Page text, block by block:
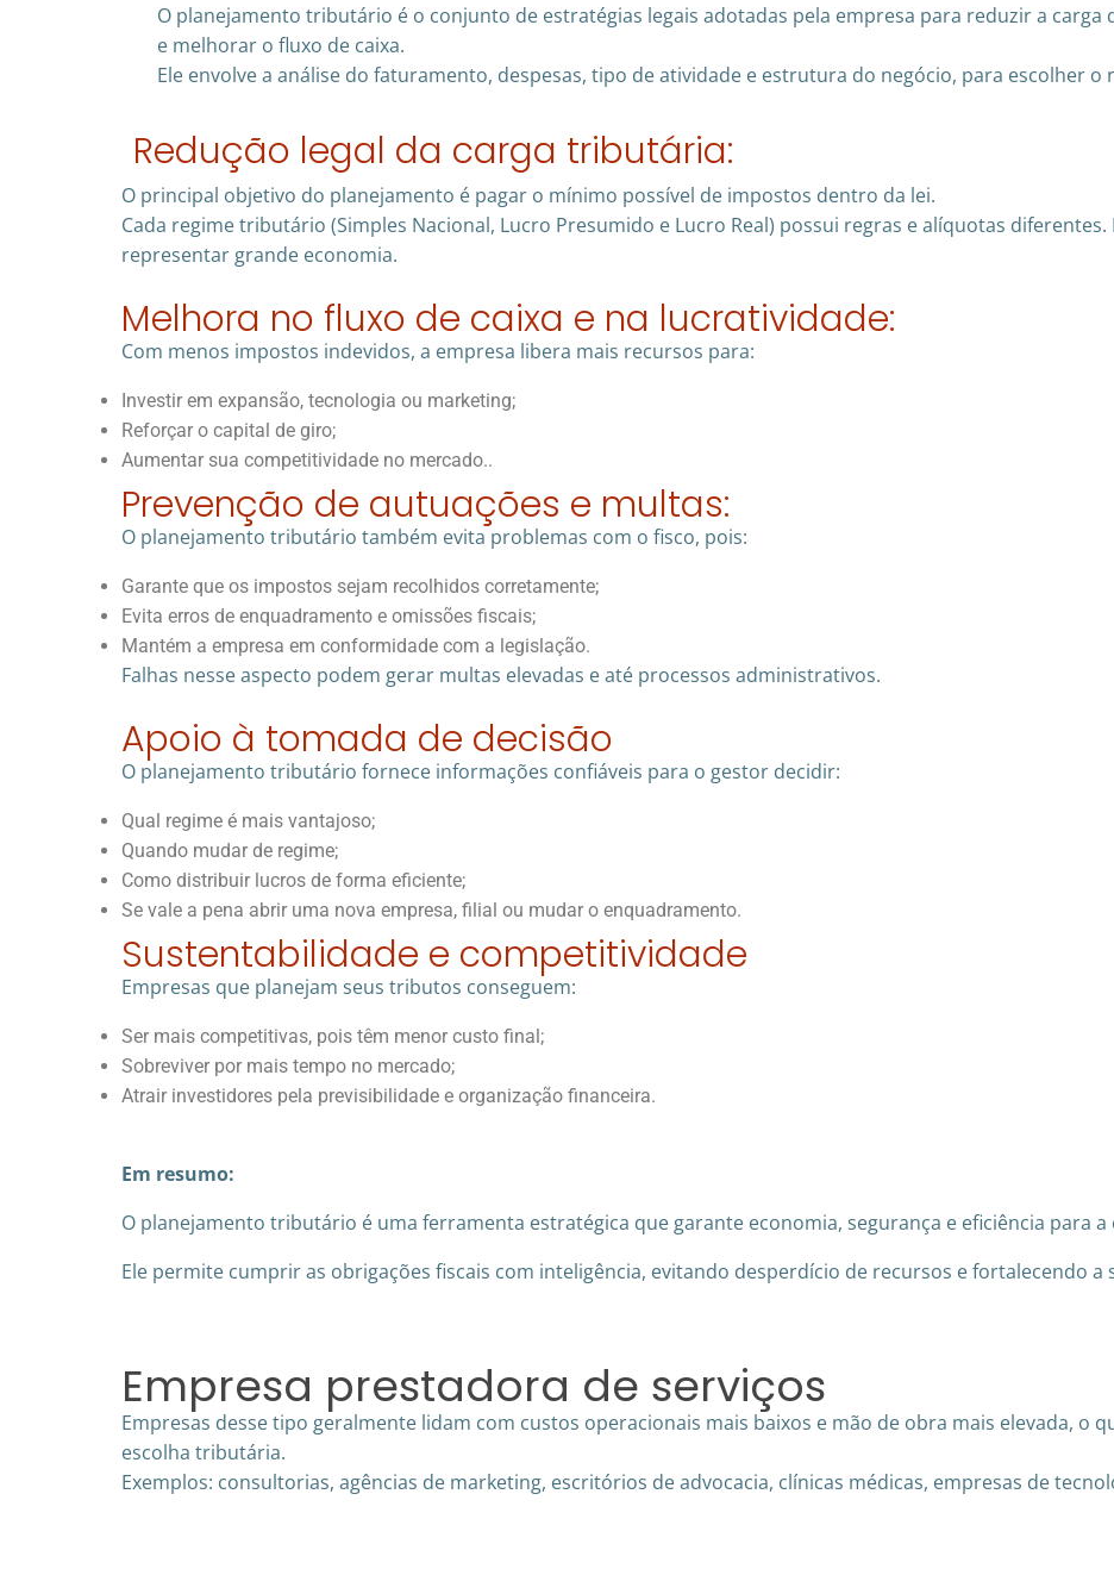
O planejamento tributário é o conjunto de estratégias legais adotadas pela empresa para reduzir a carga
e melhorar o fluxo de caixa.
Ele envolve a análise do faturamento, despesas, tipo de atividade e estrutura do negócio, para escolher
Redução legal da carga tributária:
O principal objetivo do planejamento é pagar o mínimo possível de impostos dentro da lei.
Cada regime tributário (Simples Nacional, Lucro Presumido e Lucro Real) possui regras e alíquotas
representar grande economia.
Melhora no fluxo de caixa e na lucratividade:
Com menos impostos indevidos, a empresa libera mais recursos para:
Investir em expansão, tecnologia ou marketing;
Reforçar o capital de giro;
Aumentar sua competitividade no mercado..
Prevenção de autuações e multas:
O planejamento tributário também evita problemas com o fisco, pois:
Garante que os impostos sejam recolhidos corretamente;
Evita erros de enquadramento e omissões fiscais;
Mantém a empresa em conformidade com a legislação.
Falhas nesse aspecto podem gerar multas elevadas e até processos administrativos.
Apoio à tomada de decisão
O planejamento tributário fornece informações confiáveis para o gestor decidir:
Qual regime é mais vantajoso;
Quando mudar de regime;
Como distribuir lucros de forma eficiente;
Se vale a pena abrir uma nova empresa, filial ou mudar o enquadramento.
Sustentabilidade e competitividade
Empresas que planejam seus tributos conseguem:
Ser mais competitivas, pois têm menor custo final;
Sobreviver por mais tempo no mercado;
Atrair investidores pela previsibilidade e organização financeira.
Em resumo:
O planejamento tributário é uma ferramenta estratégica que garante economia, segurança e eficiência para a
Ele permite cumprir as obrigações fiscais com inteligência, evitando desperdício de recursos e fortalecendo a
Empresa prestadora de serviços
Empresas desse tipo geralmente lidam com custos operacionais mais baixos e mão de obra mais elevada, o
escolha tributária.
Exemplos: consultorias, agências de marketing, escritórios de advocacia, clínicas médicas, empresas de